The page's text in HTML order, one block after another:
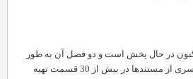
از سال ۲۰۰۸ تا کنون در حال پخش است و دو فصل آن به طور
کامل پخش شده است.این سری از مستندها در بیش از 30 قسمت تهیه